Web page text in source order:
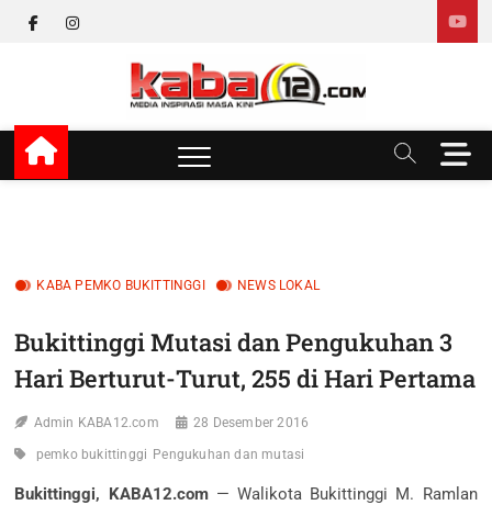
facebook
instagram
kaba12
MEDIA INSPIRASI MASA KINI
M
e
o
KABA PEMKO BUKITTINGGI NEWS LOKAL
Bukittinggi Mutasi dan Pengukuhan 3
Hari Berturut-Turut, 255 di Hari Pertama
Admin KABA12.com 28 Desember 2016
pemko bukittinggi Pengukuhan dan mutasi
Bukittinggi, KABA12.com— Walikota Bukittinggi M. Ramlan